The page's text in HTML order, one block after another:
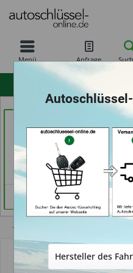
Menü Anfrage
Fürth)
Händlerprofil